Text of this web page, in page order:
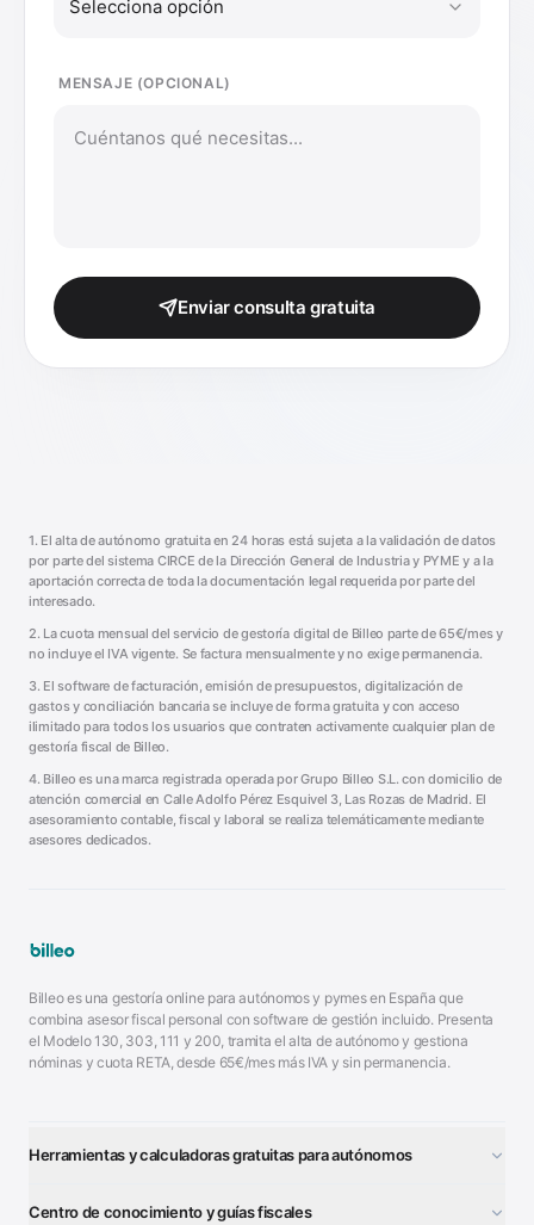
Selecciona opción
MENSAJE (OPCIONAL)
Enviar consulta gratuita
1. El alta de autónomo gratuita en 24 horas está sujeta a la validación de datos
por parte del sistema CIRCE de la Dirección General de Industria y PYME y a la
aportación correcta de toda la documentación legal requerida por parte del
interesado.
2. La cuota mensual del servicio de gestoría digital de Billeo parte de 65€/mes y
no incluye el IVA vigente. Se factura mensualmente y no exige permanencia.
3. El software de facturación, emisión de presupuestos, digitalización de
gastos y conciliación bancaria se incluye de forma gratuita y con acceso
ilimitado para todos los usuarios que contraten activamente cualquier plan de
gestoría fiscal de Billeo.
4. Billeo es una marca registrada operada por Grupo Billeo S.L. con domicilio de
atención comercial en Calle Adolfo Pérez Esquivel 3, Las Rozas de Madrid. El
asesoramiento contable, fiscal y laboral se realiza telemáticamente mediante
asesores dedicados.
Billeo es una gestoría online para autónomos y pymes en España que
combina asesor fiscal personal con software de gestión incluido. Presenta
el Modelo 130, 303, 111 y 200, tramita el alta de autónomo y gestiona
nóminas y cuota RETA, desde 65€/mes más IVA y sin permanencia.
Herramientas y calculadoras gratuitas para autónomos
Centro de conocimiento y guías fiscales